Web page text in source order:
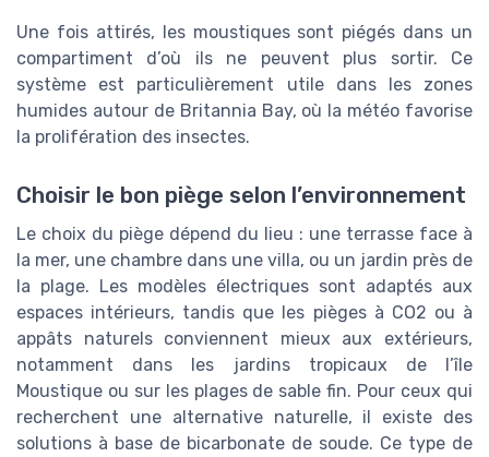
Une fois attirés, les moustiques sont piégés dans un
compartiment d’où ils ne peuvent plus sortir. Ce
système est particulièrement utile dans les zones
humides autour de Britannia Bay, où la météo favorise
la prolifération des insectes.
Choisir le bon piège selon l’environnement
Le choix du piège dépend du lieu : une terrasse face à
la mer, une chambre dans une villa, ou un jardin près de
la plage. Les modèles électriques sont adaptés aux
espaces intérieurs, tandis que les pièges à CO2 ou à
appâts naturels conviennent mieux aux extérieurs,
notamment dans les jardins tropicaux de l’île
Moustique ou sur les plages de sable fin. Pour ceux qui
recherchent une alternative naturelle, il existe des
solutions à base de bicarbonate de soude. Ce type de